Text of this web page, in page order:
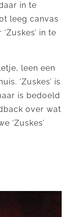
in te
leeg canvas
in te
leen een
‘Zuskes’ is
is bedoeld
over wat
‘Zuskes’